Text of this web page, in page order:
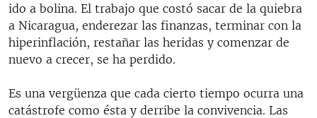
ido a bolina. El trabajo que costó sacar de la quiebra
a Nicaragua, enderezar las finanzas, terminar con la
hiperinflación, restañar las heridas y comenzar de
nuevo a crecer, se ha perdido.
Es una vergüenza que cada cierto tiempo ocurra una
catástrofe como ésta y derribe la convivencia. Las